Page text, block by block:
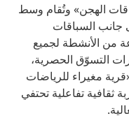
الهجن» وتُقام وسط
جانب السباقات
من الأنشطة لجميع
التسوّق الحصرية،
مغيراء للرياضات
ثقافية تفاعلية تحتفي